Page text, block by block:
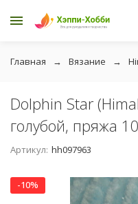
Главная Вязание
Dolphin Star
голубой, пряжа
Артикул: hh097963
-10%